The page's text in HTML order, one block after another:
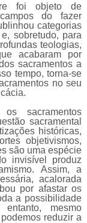
foi objeto de
do fazer
categorias
sobretudo, para
teologias,
acabaram por
sacramentos a
tempo, torna-se
no seu
sacramentos
sacramental
históricas,
objetivismos,
são uma espécie
invisível produz
Assim, a
acalorada
por afastar os
a possibilidade
mesmo
reduzir a